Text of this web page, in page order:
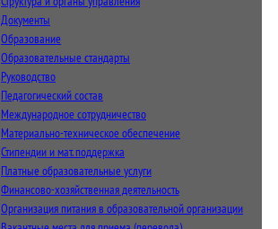
Документы
Образование
Образовательные стандарты
Руководство
Педагогический состав
Международное сотрудничество
Материально-техническое обеспечение
Стипендии и мат. поддержка
Платные образовательные услуги
Финансово-хозяйственная деятельность
Организация питания в образовательной организации